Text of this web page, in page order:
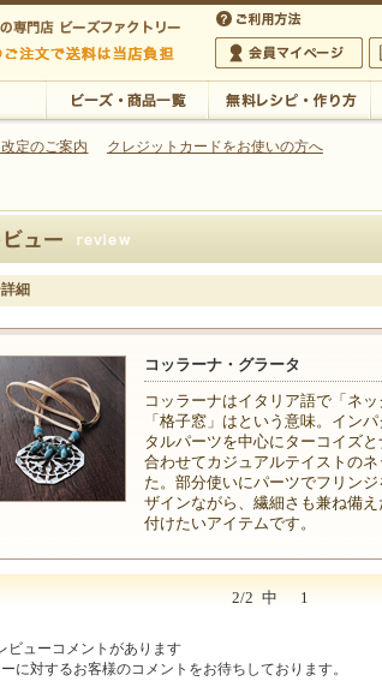
クセサリーの専門店
会員マイページ
定のご案内 クレジットカードをお使いの方へ
細
コッラーナ・グラータ
コッラーナはイタリア語で「ネ
「格子窓」はという意味。イン
タルパーツを中心にターコイズ
合わせてカジュアルテイストの
た。部分使いにパーツでフリン
ザインながら、繊細さも兼ね備
付けたいアイテムです。
2/2 中 1
ビューコメントがあります
に対するお客様のコメントをお待ちしております。